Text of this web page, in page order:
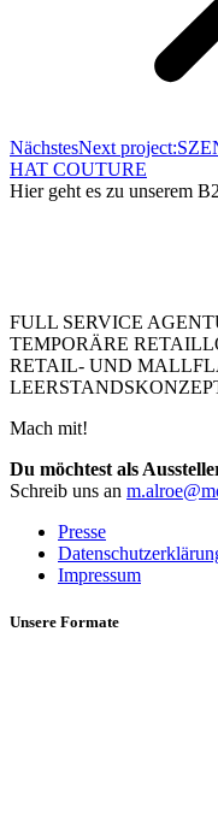
NächstesNext project:
HAT COUTURE
Hier geht es zu unserem
FULL SERVICE
TEMPORÄRE
RETAIL- UND
Mach mit!
Du möchtest als
Schreib uns an
Presse
Impressum
Unsere Formate